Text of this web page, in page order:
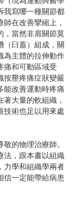
我寫哪一種關節都
在改善攣縮上，
，當然非肩關節莫
（臼蓋）組成，關
為主體的拉伸動作
痛和可動區域受
按壓疼痛症狀變嚴
能改善運動時疼痛
大量的軟組織，
技術也足以用來處
的物理治療師。
法，跟本書以組織
力學和組織學兩者
信一定能帶給病患